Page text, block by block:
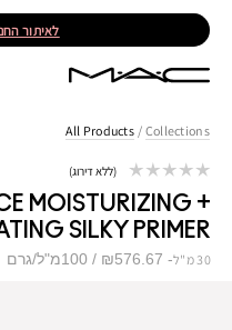
לאיתור
Collections
/
All Products
MOISTURIZING +
SILKY PRIMER
30 מ"ל ₪576.67 / 100מ"ל/גרם
ללא דירוג